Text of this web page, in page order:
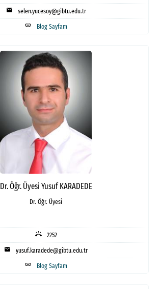
mail selen.yucesoy@gibtu.edu.tr
link Blog Sayfam
Dr. Öğr. Üyesi Yusuf KARADEDE
Dr. Öğr. Üyesi
ring_volume 2252
mail yusuf.karadede@gibtu.edu.tr
link Blog Sayfam